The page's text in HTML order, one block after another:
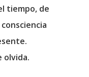
tiempo, de
olvida.